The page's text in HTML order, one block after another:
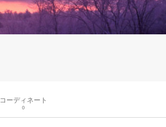
コーディネート
0